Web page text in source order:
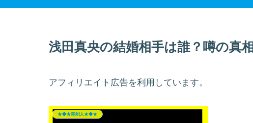
浅田真央の結婚相手は誰？噂の真相
アフィリエイト広告を利用しています。
★◆★芸能人★◆★